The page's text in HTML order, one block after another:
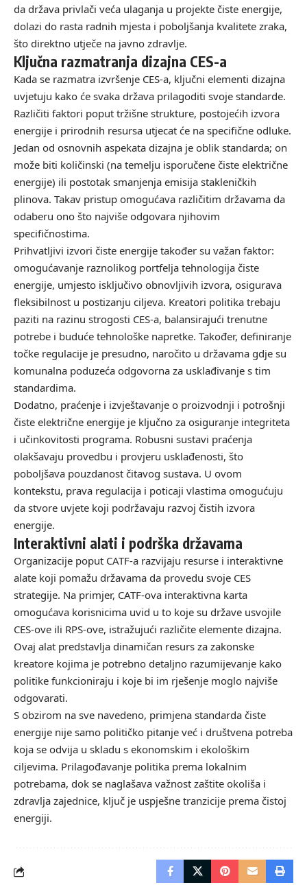
da država privlači veća ulaganja u projekte čiste energije,
dolazi do rasta radnih mjesta i poboljšanja kvalitete zraka,
što direktno utječe na javno zdravlje.
Ključna razmatranja dizajna CES-a
Kada se razmatra izvršenje CES-a, ključni elementi dizajna
uvjetuju kako će svaka država prilagoditi svoje standarde.
Različiti faktori poput tržišne strukture, postojećih izvora
energije i prirodnih resursa utjecat će na specifične odluke.
Jedan od osnovnih aspekata dizajna je oblik standarda; on
može biti količinski (na temelju isporučene čiste električne
energije) ili postotak smanjenja emisija stakleničkih
plinova. Takav pristup omogućava različitim državama da
odaberu ono što najviše odgovara njihovim
specifičnostima.
Prihvatljivi izvori čiste energije također su važan faktor:
omogućavanje raznolikog portfelja tehnologija čiste
energije, umjesto isključivo obnovljivih izvora, osigurava
fleksibilnost u postizanju ciljeva. Kreatori politika trebaju
paziti na razinu strogosti CES-a, balansirajući trenutne
potrebe i buduće tehnološke napretke. Također, definiranje
točke regulacije je presudno, naročito u državama gdje su
komunalna poduzeća odgovorna za usklađivanje s tim
standardima.
Dodatno, praćenje i izvještavanje o proizvodnji i potrošnji
čiste električne energije je ključno za osiguranje integriteta
i učinkovitosti programa. Robusni sustavi praćenja
olakšavaju provedbu i provjeru usklađenosti, što
poboljšava pouzdanost čitavog sustava. U ovom
kontekstu, prava regulacija i poticaji vlastima omogućuju
da stvore uvjete koji podržavaju razvoj čistih izvora
energije.
Interaktivni alati i podrška državama
Organizacije poput CATF-a razvijaju resurse i interaktivne
alate koji pomažu državama da provedu svoje CES
strategije. Na primjer, CATF-ova interaktivna karta
omogućava korisnicima uvid u to koje su države usvojile
CES-ove ili RPS-ove, istražujući različite elemente dizajna.
Ovaj alat predstavlja dinamičan resurs za zakonske
kreatore kojima je potrebno detaljno razumijevanje kako
politike funkcioniraju i koje bi im rješenje moglo najviše
odgovarati.
S obzirom na sve navedeno, primjena standarda čiste
energije nije samo političko pitanje već i društvena potreba
koja se odvija u skladu s ekonomskim i ekološkim
ciljevima. Prilagođavanje politika prema lokalnim
potrebama, dok se naglašava važnost zaštite okoliša i
zdravlja zajednice, ključ je uspješne tranzicije prema čistoj
energiji.